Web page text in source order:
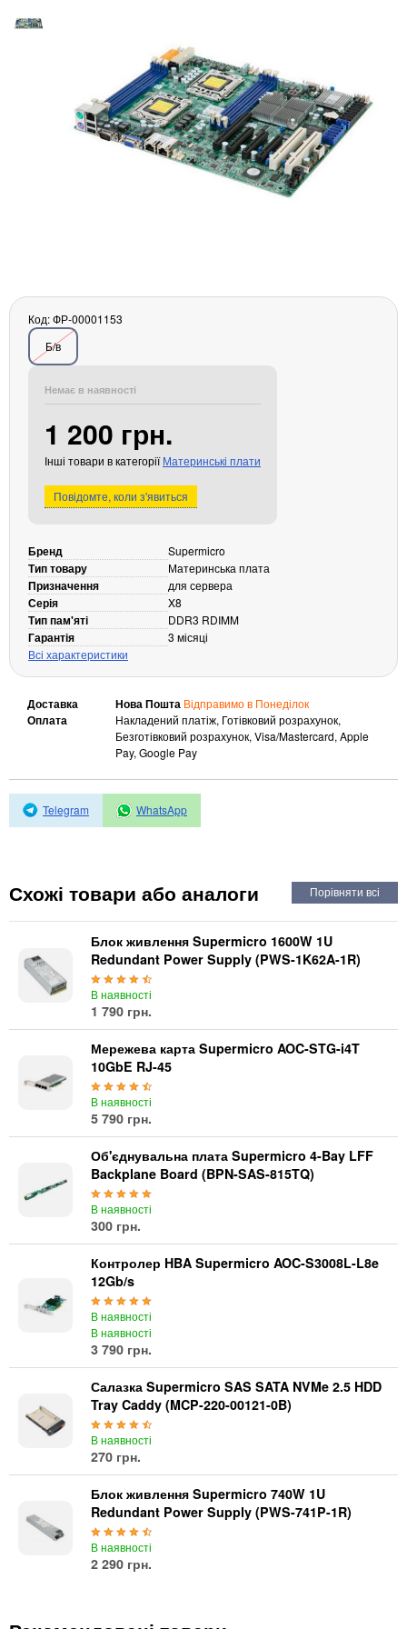
Жорсткі диски та SSD
Відеокарти
Блоки живлення
Мережеве обладнання
Маршрутизатори та комутатори
Wi-Fi і Bluetooth адаптери
Кабелі та роз'єми
Аксесуари
Хаби і кардридери
Фильтри та стабілізатори
Кабелі, роз'єми, перехідники
Аксесуари для ноутбуків
Акумулятори
Зовнішні блоки живлення
Периферійні пристрої
Монітори
Клавіатури, миші, комплекти
Відеоспостереження
Автоматичні вимикачі
Код: ФР-00001153
Б/в
Немає в наявності
1 200 грн.
Інші товари в категоріїМатеринські плати
Повідомте, коли з'явиться
Бренд Supermicro
Тип товару Материнська плата
Призначення для сервера
Серія X8
Тип пам'яті DDR3 RDIMM
Гарантія
3 місяці
Всі характеристики
Доставка Нова Пошта Відправимо в Понеділок
Оплата
Накладений платіж, Готівковий розрахунок,
Безготівковий розрахунок, Visa/Mastercard, Apple
Pay, Google Pay
Telegram WhatsApp
Схожі товари або аналоги
Блок живлення Supermicro 1600W 1U
Redundant Power Supply (PWS-1K62A-1R)
В наявності
1 790 грн.
Мережева карта Supermicro AOC-STG-i4T
10GbE RJ-45
В наявності
5 790 грн.
Об'єднувальна плата Supermicro 4-Bay LFF
Backplane Board (BPN-SAS-815TQ)
В наявності
300 грн.
Контролер HBA Supermicro AOC-S3008L-L8e
12Gb/s
В наявності
В наявності
3 790 грн.
Салазка Supermicro SAS SATA NVMe 2.5 HDD
Tray Caddy (MCP-220-00121-0B)
В наявності
270 грн.
Блок живлення Supermicro 740W 1U
Redundant Power Supply (PWS-741P-1R)
В наявності
2 290 грн.